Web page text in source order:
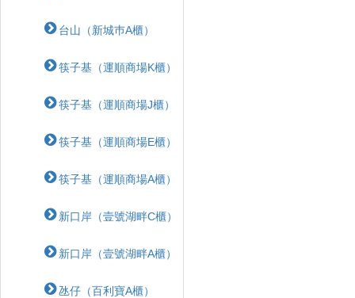
台山（新城巿A櫃）
筷子基（運順商場K櫃）
筷子基（運順商場J櫃）
筷子基（運順商場E櫃）
筷子基（運順商場A櫃）
新口岸（壹號湖畔C櫃）
新口岸（壹號湖畔A櫃）
氹仔（百利寶A櫃）